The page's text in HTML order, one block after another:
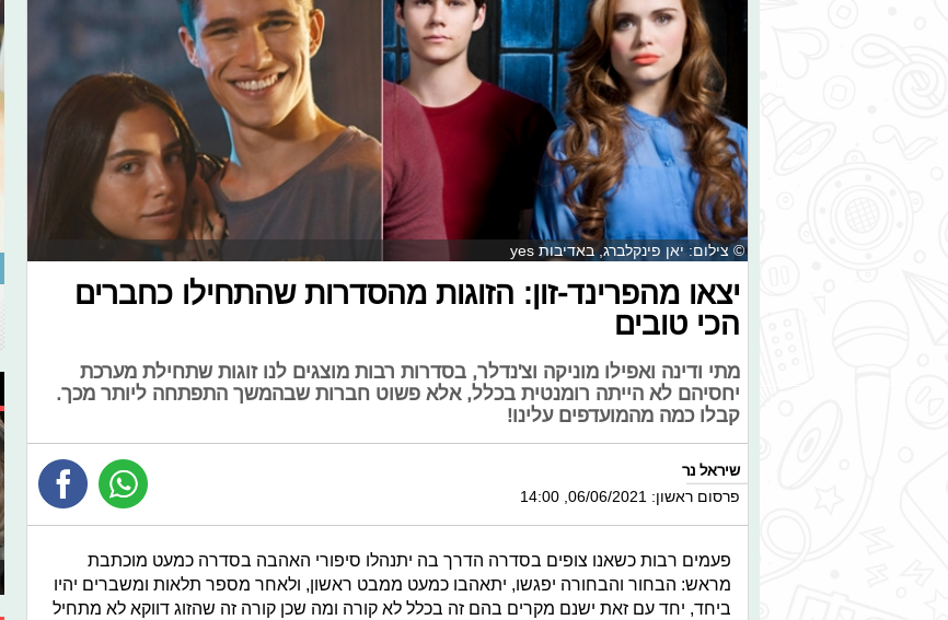
© צילום: יאן פינקלברג, באדיבות yes
יצאו מהפרינד-זון: הזוגות מהסדרות שהתחילו כחברים
הכי טובים
מתי ודינה ואפילו מוניקה וצ'נדלר, בסדרות רבות מוצגים לנו זוגות שתחילת מערכת
יחסיהם לא הייתה רומנטית בכלל, אלא פשוט חברות שבהמשך התפתחה ליותר מכך.
קבלו כמה מהמועדפים עלינו!
שיראל נר
פרסום ראשון: 06/06/2021, 14:00
פעמים רבות כשאנו צופים בסדרה הדרך בה יתנהלו סיפורי האהבה בסדרה כמעט מוכתבת
מראש: הבחור והבחורה יפגשו, יתאהבו כמעט ממבט ראשון, ולאחר מספר תלאות ומשברים יהיו
ביחד, יחד עם זאת ישנם מקרים בהם זה בכלל לא קורה ומה שכן קורה זה שהזוג דווקא לא מתחיל